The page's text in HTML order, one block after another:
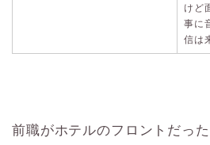
けど
事に
信は
前職がホテルのフロントだっ